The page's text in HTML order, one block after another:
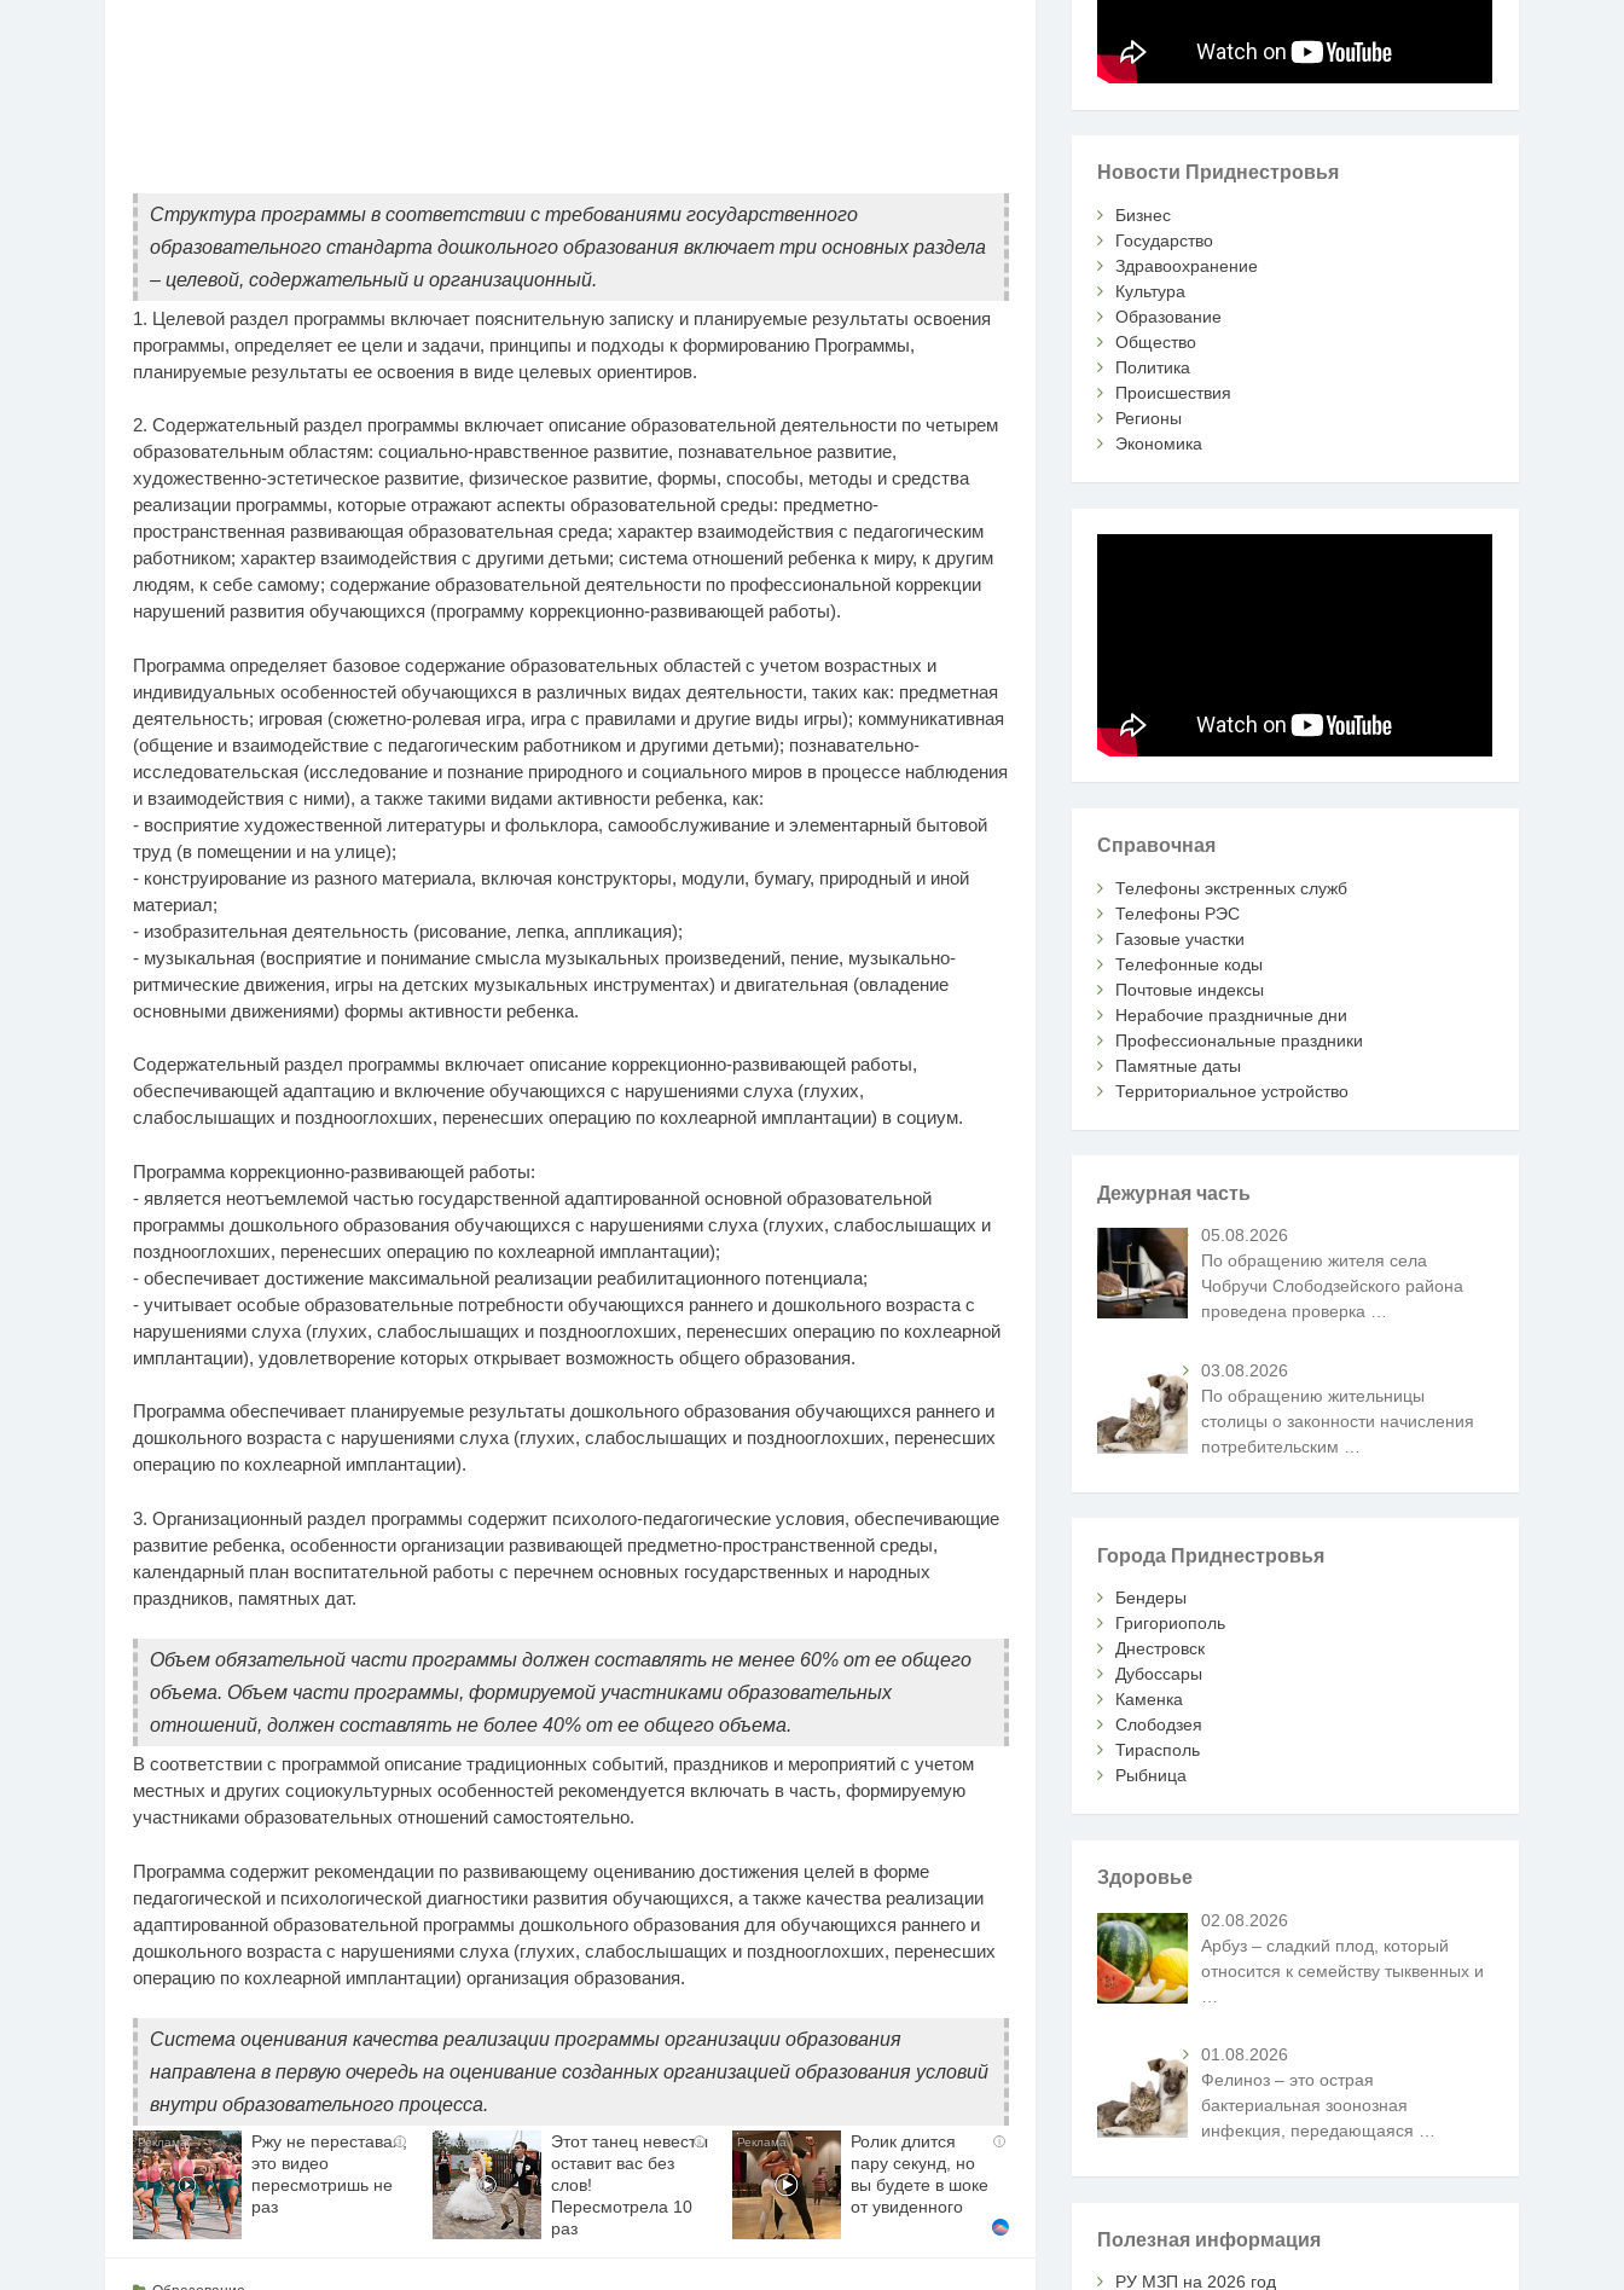
Структура программы в соответствии с требованиями государственного
образовательного стандарта дошкольного образования включает три основных раздела
– целевой, содержательный и организационный.
1. Целевой раздел программы включает пояснительную записку и планируемые результаты освоения
программы, определяет ее цели и задачи, принципы и подходы к формированию Программы,
планируемые результаты ее освоения в виде целевых ориентиров.
2. Содержательный раздел программы включает описание образовательной деятельности по четырем
образовательным областям: cоциально-нравственное развитие, познавательное развитие,
художественно-эстетическое развитие, физическое развитие, формы, способы, методы и средства
реализации программы, которые отражают аспекты образовательной среды: предметно-
пространственная развивающая образовательная среда; характер взаимодействия с педагогическим
работником; характер взаимодействия с другими детьми; система отношений ребенка к миру, к другим
людям, к себе самому; содержание образовательной деятельности по профессиональной коррекции
нарушений развития обучающихся (программу коррекционно-развивающей работы).
Программа определяет базовое содержание образовательных областей с учетом возрастных и
индивидуальных особенностей обучающихся в различных видах деятельности, таких как: предметная
деятельность; игровая (сюжетно-ролевая игра, игра с правилами и другие виды игры); коммуникативная
(общение и взаимодействие с педагогическим работником и другими детьми); познавательно-
исследовательская (исследование и познание природного и социального миров в процессе наблюдения
и взаимодействия с ними), а также такими видами активности ребенка, как:
- восприятие художественной литературы и фольклора, самообслуживание и элементарный бытовой
труд (в помещении и на улице);
- конструирование из разного материала, включая конструкторы, модули, бумагу, природный и иной
материал;
- изобразительная деятельность (рисование, лепка, аппликация);
- музыкальная (восприятие и понимание смысла музыкальных произведений, пение, музыкально-
ритмические движения, игры на детских музыкальных инструментах) и двигательная (овладение
основными движениями) формы активности ребенка.
Содержательный раздел программы включает описание коррекционно-развивающей работы,
обеспечивающей адаптацию и включение обучающихся с нарушениями слуха (глухих,
слабослышащих и позднооглохших, перенесших операцию по кохлеарной имплантации) в социум.
Программа коррекционно-развивающей работы:
- является неотъемлемой частью государственной адаптированной основной образовательной
программы дошкольного образования обучающихся с нарушениями слуха (глухих, слабослышащих и
позднооглохших, перенесших операцию по кохлеарной имплантации);
- обеспечивает достижение максимальной реализации реабилитационного потенциала;
- учитывает особые образовательные потребности обучающихся раннего и дошкольного возраста с
нарушениями слуха (глухих, слабослышащих и позднооглохших, перенесших операцию по кохлеарной
имплантации), удовлетворение которых открывает возможность общего образования.
Программа обеспечивает планируемые результаты дошкольного образования обучающихся раннего и
дошкольного возраста с нарушениями слуха (глухих, слабослышащих и позднооглохших, перенесших
операцию по кохлеарной имплантации).
3. Организационный раздел программы содержит психолого-педагогические условия, обеспечивающие
развитие ребенка, особенности организации развивающей предметно-пространственной среды,
календарный план воспитательной работы с перечнем основных государственных и народных
праздников, памятных дат.
Объем обязательной части программы должен составлять не менее 60% от ее общего
объема. Объем части программы, формируемой участниками образовательных
отношений, должен составлять не более 40% от ее общего объема.
В соответствии с программой описание традиционных событий, праздников и мероприятий с учетом
местных и других социокультурных особенностей рекомендуется включать в часть, формируемую
участниками образовательных отношений самостоятельно.
Программа содержит рекомендации по развивающему оцениванию достижения целей в форме
педагогической и психологической диагностики развития обучающихся, а также качества реализации
адаптированной образовательной программы дошкольного образования для обучающихся раннего и
дошкольного возраста с нарушениями слуха (глухих, слабослышащих и позднооглохших, перенесших
операцию по кохлеарной имплантации) организация образования.
Система оценивания качества реализации программы организации образования
направлена в первую очередь на оценивание созданных организацией образования условий
внутри образовательного процесса.
i
Ржу не переставая,
это видео
пересмотришь не
раз
i
Этот танец невесты
оставит вас без
слов!
Пересмотрела 10
раз
i
Ролик длится
пару секунд, но
вы будете в шоке
от увиденного
Новости Приднестровья
Бизнес
Государство
Здравоохранение
Культура
Образование
Общество
Политика
Происшествия
Регионы
Экономика
Справочная
Телефоны экстренных служб
Телефоны РЭС
Газовые участки
Телефонные коды
Почтовые индексы
Нерабочие праздничные дни
Профессиональные праздники
Памятные даты
Территориальное устройство
Дежурная часть
05.08.2026
По обращению жителя села
Чобручи Слободзейского района
проведена проверка …
03.08.2026
По обращению жительницы
столицы о законности начисления
потребительским
Города Приднестровья
Бендеры
Григориополь
Днестровск
Дубоссары
Каменка
Слободзея
Тирасполь
Рыбница
Здоровье
02.08.2026
Арбуз – сладкий плод, который
относится к семейству тыквенных и
01.08.2026
Фелиноз – это острая
бактериальная зоонозная
инфекция, передающаяся
Полезная информация
РУ МЗП на 2026 год